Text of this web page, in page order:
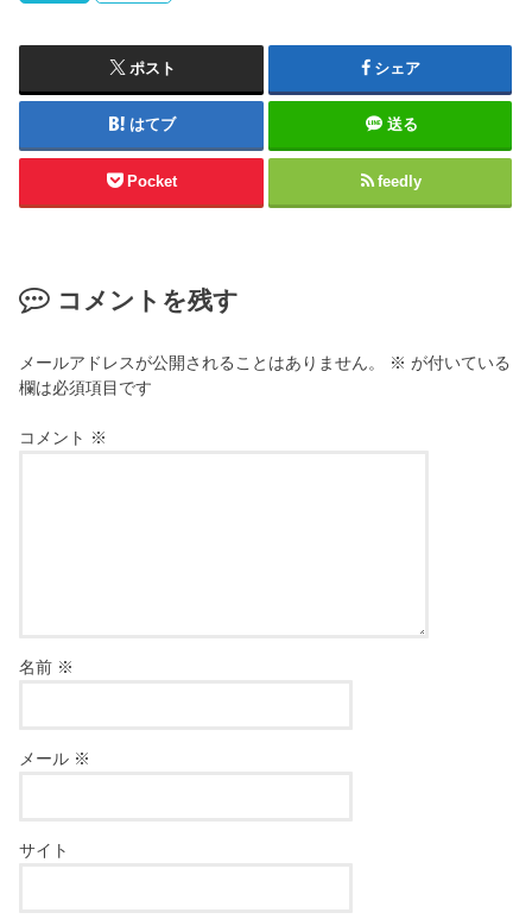
ポスト シェア
はてブ 送る
Pocket feedly
コメントを残す
メールアドレスが公開されることはありません。 ※ が付いている
欄は必須項目です
コメント ※
名前 ※
メール ※
サイト